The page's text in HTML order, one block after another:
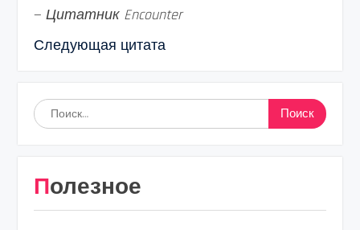
— Цитатник Encounter
Следующая цитата
Найти:
Полезное